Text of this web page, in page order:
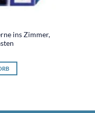
ins Zimmer,